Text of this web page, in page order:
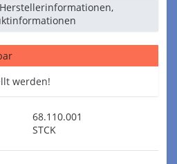
werden!
68.110.001
STCK